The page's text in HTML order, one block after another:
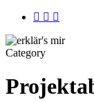
linkedin
youtube
instagram
Category